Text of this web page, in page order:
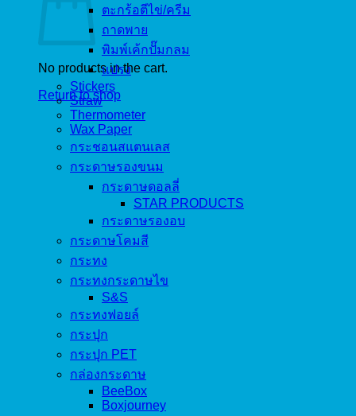
No products in the cart.
Return to shop
ตะกร้อตีไข่/ครีม
ถาดพาย
พิมพ์เค้กปั๊มกลม
แปรง
Stickers
Straw
Thermometer
Wax Paper
กระชอนสแตนเลส
กระดาษรองขนม
กระดาษดอลลี่
STAR PRODUCTS
กระดาษรองอบ
กระดาษโคมสี
กระทง
กระทงกระดาษไข
S&S
กระทงฟอยล์
กระปุก
กระปุก PET
กล่องกระดาษ
BeeBox
Boxjourney